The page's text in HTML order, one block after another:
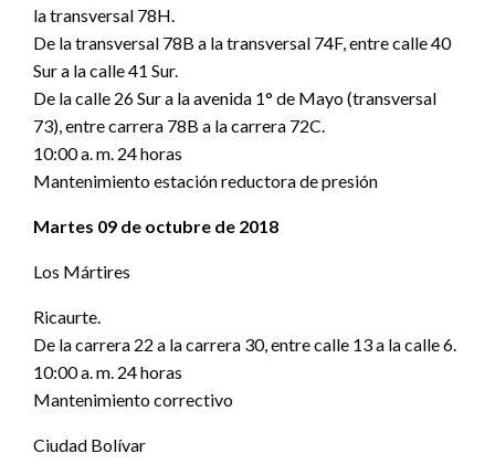
la transversal 78H.
De la transversal 78B a la transversal 74F, entre calle 40
Sur a la calle 41 Sur.
De la calle 26 Sur a la avenida 1° de Mayo (transversal
73), entre carrera 78B a la carrera 72C.
10:00 a. m. 24 horas
Mantenimiento estación reductora de presión
Martes 09 de octubre de 2018
Los Mártires
Ricaurte.
De la carrera 22 a la carrera 30, entre calle 13 a la calle 6.
10:00 a. m. 24 horas
Mantenimiento correctivo
Ciudad Bolívar